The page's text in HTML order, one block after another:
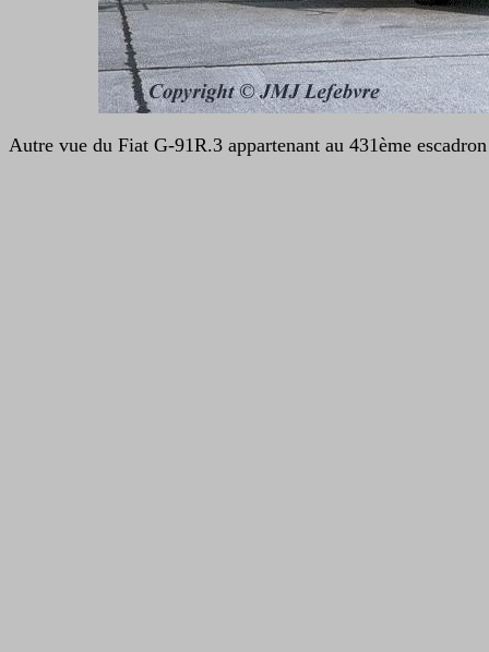
Autre vue du Fiat G-91R.3 appartenant au 431ème